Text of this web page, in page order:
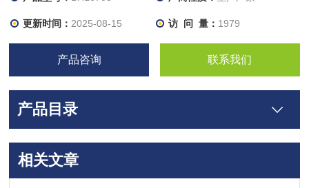
更新时间： 2025-08-15 访 问 量： 1979
产品咨询 联系我们
产品目录
相关文章